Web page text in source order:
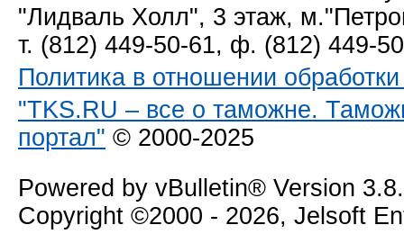
"Лидваль Холл", 3 этаж,
т. (812) 449-50-61, ф. (812) 449-
Политика в отношении
"TKS.RU – все о таможне.
портал" © 2000-2025
Powered by vBulletin® Version
Copyright ©2000 - 2026, Jelsoft